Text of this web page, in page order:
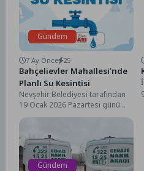
Gündem
7 Ay Önce 25
Bahçelievler Mahallesi’nde
Planlı Su Kesintisi
Nevşehir Belediyesi tarafından
19 Ocak 2026 Pazartesi günü
11.00 – 17.00 saatleri arasında
Bahçelievler Mahallesi’nde...
Gündem